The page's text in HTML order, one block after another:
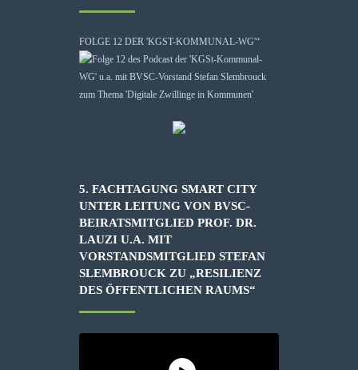
FOLGE 12 DER 'KGST-KOMMUNAL-WG'“
5. FACHTAGUNG SMART CITY
UNTER LEITUNG VON BVSC-
BEIRATSMITGLIED PROF. DR.
LAUZI U.A. MIT
VORSTANDSMITGLIED STEFAN
SLEMBROUCK ZU „RESILIENZ
DES ÖFFENTLICHEN RAUMS“